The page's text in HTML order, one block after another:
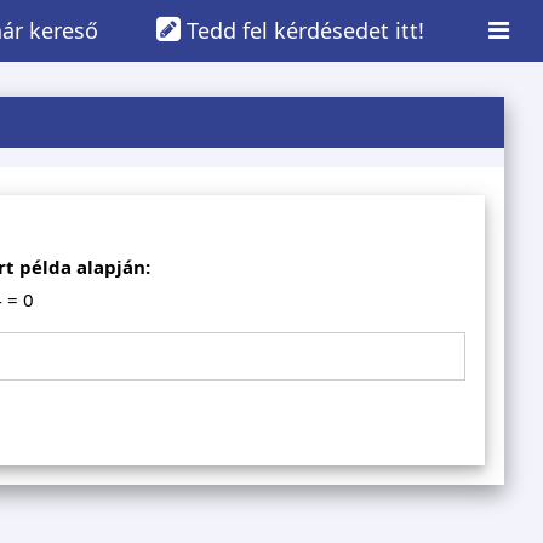
Tedd fel kérdésedet itt!
kereső
példa alapján:
= 0